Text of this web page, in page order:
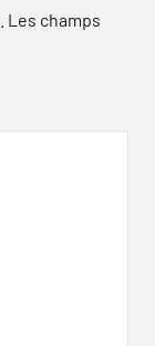
Les champs